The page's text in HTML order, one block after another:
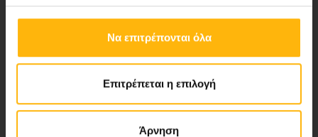
Να επιτρέπονται όλα
Επιτρέπεται η επιλογή
Άρνηση
My Life Magazine
Medical Directory
ΑΚΟΛΟΥΘΗΣΤΕ ΜΑΣ